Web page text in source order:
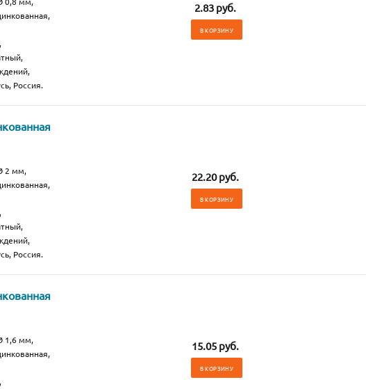
Россия.
2.83 руб.
В КОРЗИНУ
2 мм,
Россия.
22.20 руб.
В КОРЗИНУ
1,6 мм,
15.05 руб.
В КОРЗИНУ